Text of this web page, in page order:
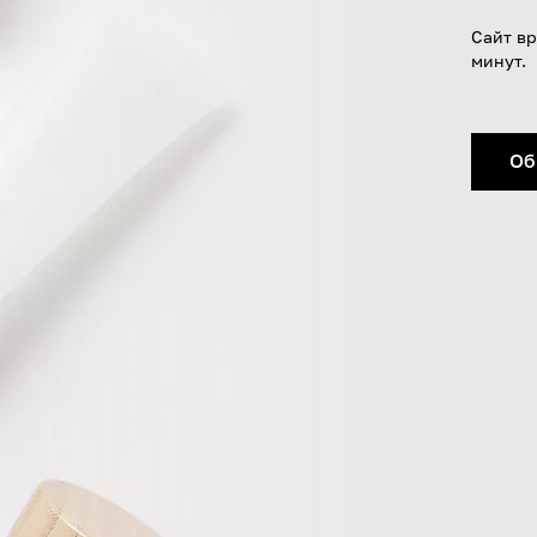
Сайт
минут.